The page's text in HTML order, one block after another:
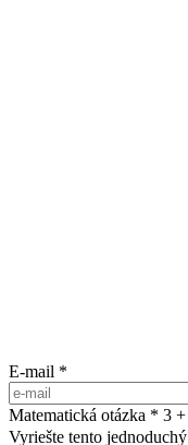
E-mail *
Matematická otázka * 3
Vyriešte tento